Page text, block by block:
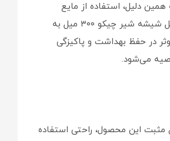
دلیل، استفاده از مایع
شستشو و استریل شیشه شیر چیکو ۳۰۰ میل به
در حفظ بهداشت و پاکیزگی
می‌شود.
مثبت این محصول، راحتی استفاده